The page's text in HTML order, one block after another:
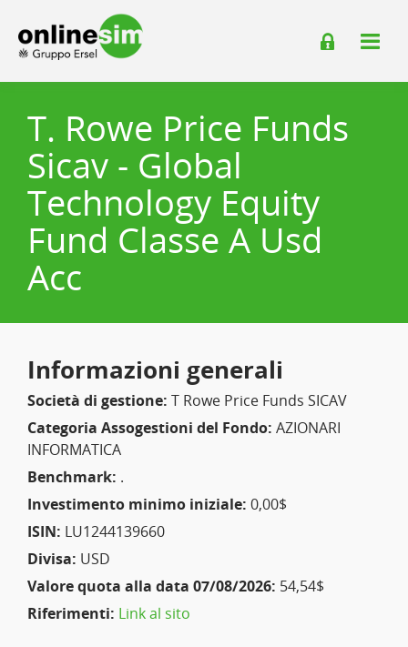
T. Rowe Price Funds
Sicav - Global
Technology Equity
Fund Classe A Usd
Acc
Informazioni generali
Società di gestione: T Rowe Price Funds SICAV
Categoria Assogestioni del Fondo: AZIONARI
INFORMATICA
Benchmark: .
Investimento minimo iniziale: 0,00$
ISIN: LU1244139660
Divisa: USD
Valore quota alla data 07/08/2026: 54,54$
Riferimenti: Link al sito